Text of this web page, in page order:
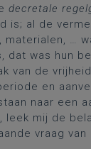
decretale
is; al de
materialen, …
dat was hun
van de
en
naar een
leek mij de
vraag